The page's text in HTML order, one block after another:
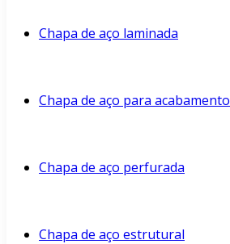
Chapa de aço laminada
Chapa de aço para acabamento
Chapa de aço perfurada
Chapa de aço estrutural